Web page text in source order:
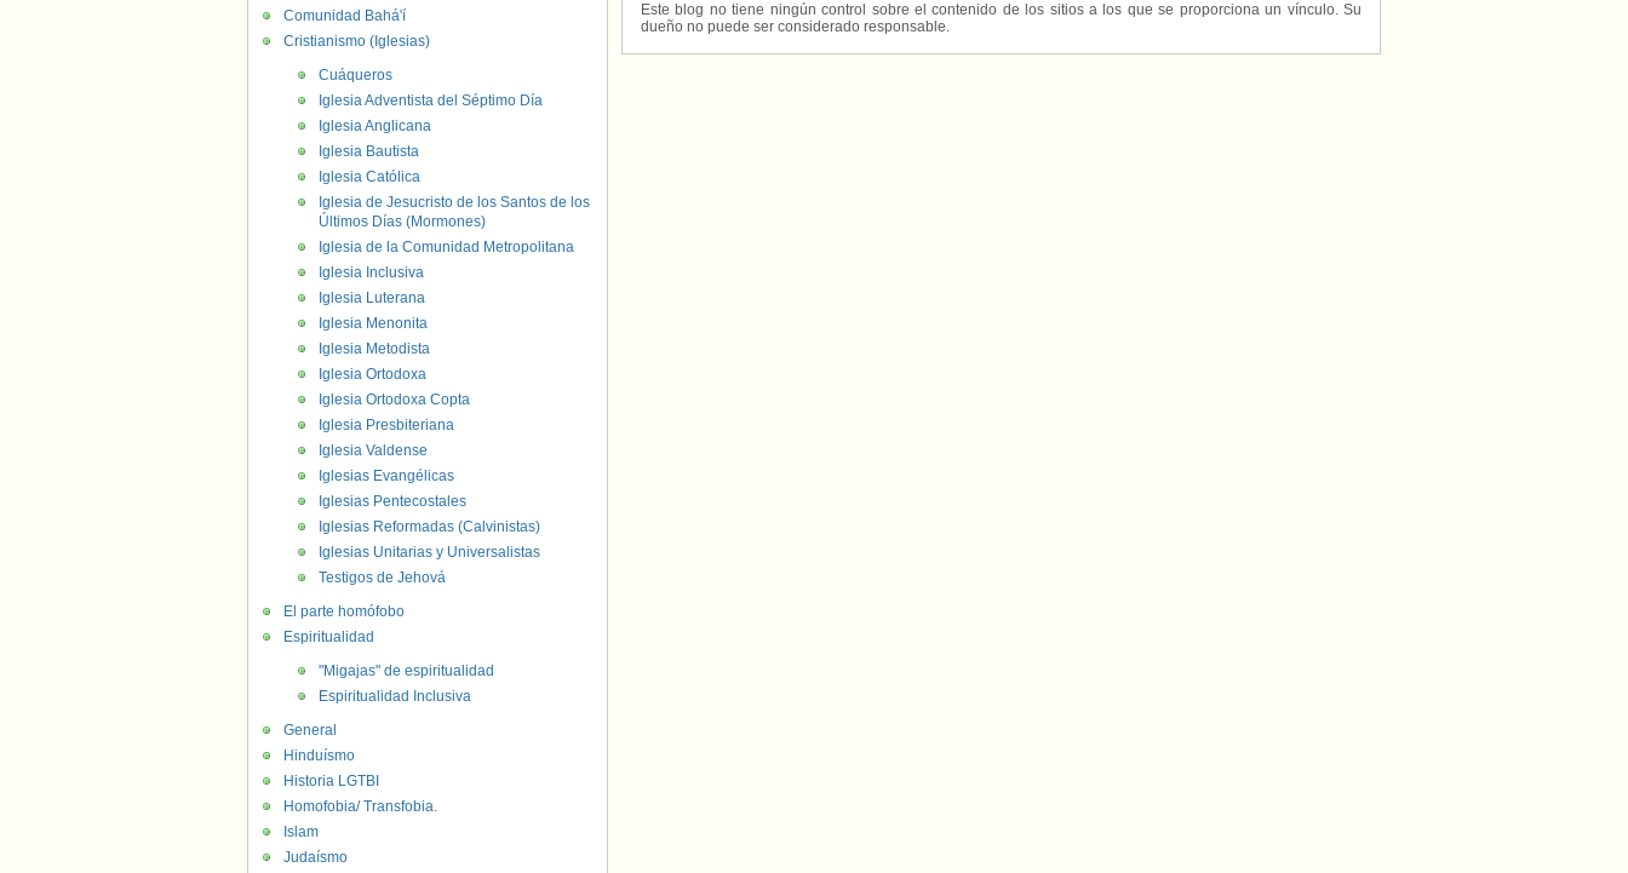
Este blog no tiene ningún control sobre el contenido de los sitios a los que se proporciona un vínculo. Su
dueño no puede ser considerado responsable.
Comunidad Bahá'í
Cristianismo (Iglesias)
Cuáqueros
Iglesia Adventista del Séptimo Día
Iglesia Anglicana
Iglesia Bautista
Iglesia Católica
Iglesia de Jesucristo de los Santos de los
Últimos Días (Mormones)
Iglesia de la Comunidad Metropolitana
Iglesia Inclusiva
Iglesia Luterana
Iglesia Menonita
Iglesia Metodista
Iglesia Ortodoxa
Iglesia Ortodoxa Copta
Iglesia Presbiteriana
Iglesia Valdense
Iglesias Evangélicas
Iglesias Pentecostales
Iglesias Reformadas (Calvinistas)
Iglesias Unitarias y Universalistas
Testigos de Jehová
El parte homófobo
Espiritualidad
"Migajas" de espiritualidad
Espiritualidad Inclusiva
General
Hinduísmo
Historia LGTBI
Homofobia/ Transfobia.
Islam
Judaísmo